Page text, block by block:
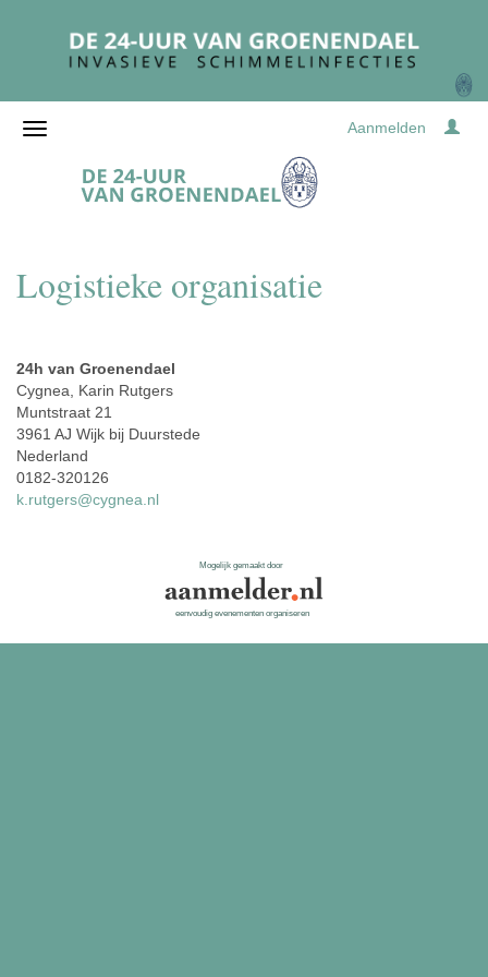
Aanmelden
Logistieke organisatie
24h van Groenendael
Cygnea, Karin Rutgers
Muntstraat 21
3961 AJ Wijk bij Duurstede
Nederland
0182-320126
k.rutgers@cygnea.nl
Mogelijk gemaakt door
eenvoudig evenementen organiseren